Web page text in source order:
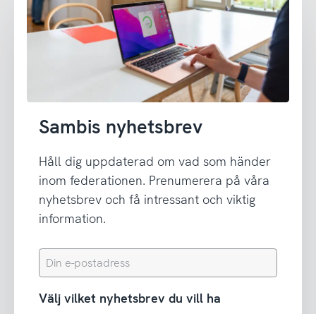
Sambis nyhetsbrev
Håll dig uppdaterad om vad som händer
inom federationen. Prenumerera på våra
nyhetsbrev och få intressant och viktig
information.
Din
e-
Välj vilket nyhetsbrev du vill ha